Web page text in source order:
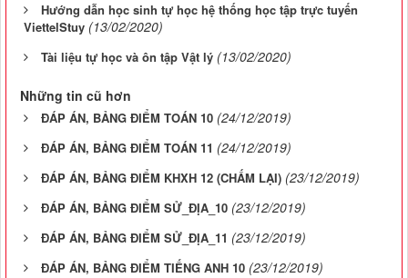
Hướng dẫn học sinh tự học hệ thống học tập trực tuyến
ViettelStuy (13/02/2020)
Tài liệu tự học và ôn tập Vật lý (13/02/2020)
Những tin cũ hơn
ĐÁP ÁN, BẢNG ĐIỂM TOÁN 10 (24/12/2019)
ĐÁP ÁN, BẢNG ĐIỂM TOÁN 11 (24/12/2019)
ĐÁP ÁN, BẢNG ĐIỂM KHXH 12 (CHẤM LẠI) (23/12/2019)
ĐÁP ÁN, BẢNG ĐIỂM SỬ_ĐỊA_10 (23/12/2019)
ĐÁP ÁN, BẢNG ĐIỂM SỬ_ĐỊA_11 (23/12/2019)
ĐÁP ÁN, BẢNG ĐIỂM TIẾNG ANH 10 (23/12/2019)